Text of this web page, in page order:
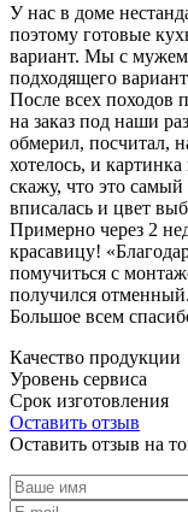
У нас в доме
поэтому готовые
вариант. Мы с
подходящего
После всех походов
на заказ под наши
обмерил, посчитал,
хотелось, и
скажу, что это
вписалась и цвет
Примерно через 2
красавицу!
помучиться с
получился отменный.
Большое всем
Качество продукции
Уровень сервиса
Срок изготовления
Оставить отзыв
Оставить отзыв на